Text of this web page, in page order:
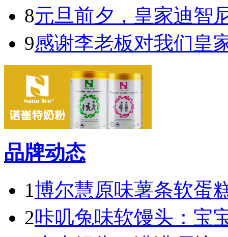
8元旦前夕，皇家迪智
9感谢李老板对我们皇
品牌动态
1博尔慧原味薯条软蛋
2咔叽兔味软馒头：宝